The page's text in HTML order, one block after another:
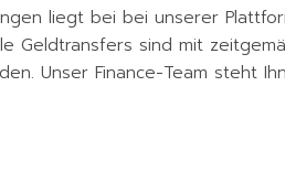
liegt bei bei unserer
sind mit
Unser Finance-Team steht